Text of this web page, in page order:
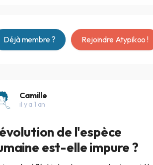
Déjà membre ? Rejoindre Atypikoo !
Camille
il y a 1 an
de l'espèce
est-elle impure ?